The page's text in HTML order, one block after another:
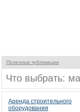
Полезные публикации
Что выбрать:
Аренда строительного
оборудования